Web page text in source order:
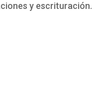
y escrituración.